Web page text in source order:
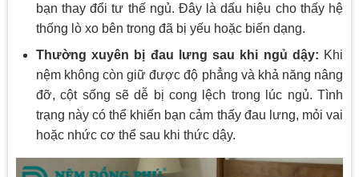
bạn thay đổi tư thế ngủ. Đây là dấu hiệu cho thấy hệ
thống lò xo bên trong đã bị yếu hoặc biến dạng.
Thường xuyên bị đau lưng sau khi ngủ dậy: Khi
nệm không còn giữ được độ phẳng và khả năng nâng
đỡ, cột sống sẽ dễ bị cong lệch trong lúc ngủ. Tình
trạng này có thể khiến bạn cảm thấy đau lưng, mỏi vai
hoặc nhức cơ thể sau khi thức dậy.